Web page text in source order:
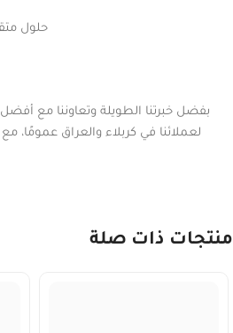
حلول
بفضل خبرتنا الطويلة وتعاوننا مع أفضل
لعملائنا في كربلاء والعراق
منتجات ذات صلة